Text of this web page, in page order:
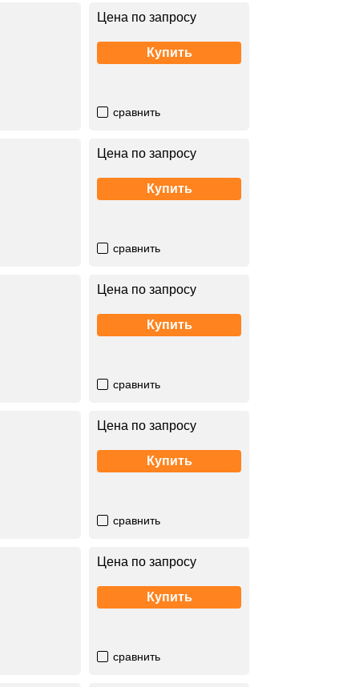
Цена по запросу
Купить
сравнить
Цена по запросу
Купить
сравнить
Цена по запросу
Купить
сравнить
Цена по запросу
Купить
сравнить
Цена по запросу
Купить
сравнить